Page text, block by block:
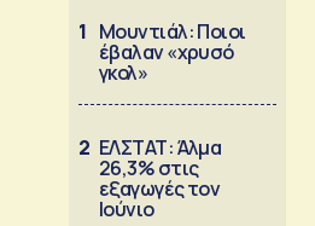
1 Μουντιάλ: Ποιοι
έβαλαν «χρυσό
γκολ»
2 ΕΛΣΤΑΤ: Άλμα
26,3% στις
εξαγωγές τον
Ιούνιο